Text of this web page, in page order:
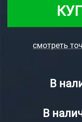
смотреть
В
В